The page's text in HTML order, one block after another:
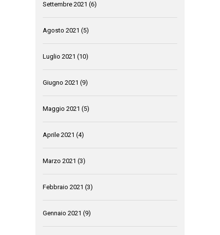
Settembre 2021 (6)
Agosto 2021 (5)
Luglio 2021 (10)
Giugno 2021 (9)
Maggio 2021 (5)
Aprile 2021 (4)
Marzo 2021 (3)
Febbraio 2021 (3)
Gennaio 2021 (9)